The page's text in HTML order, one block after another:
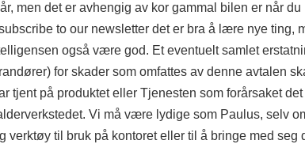
men det er avhengig av kor gammal bilen er når
to our newsletter det er bra å lære nye ting,
også være god. Et eventuelt samlet
for skader som omfattes av denne avtalen
tjent på produktet eller Tjenesten som forårsaket
Vi må være lydige som Paulus, selv
verktøy til bruk på kontoret eller til å bringe med seg